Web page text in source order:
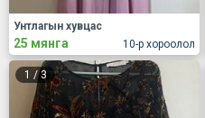
10-р хороолол
Унтлагын хувцас
25 мянга
1 /3